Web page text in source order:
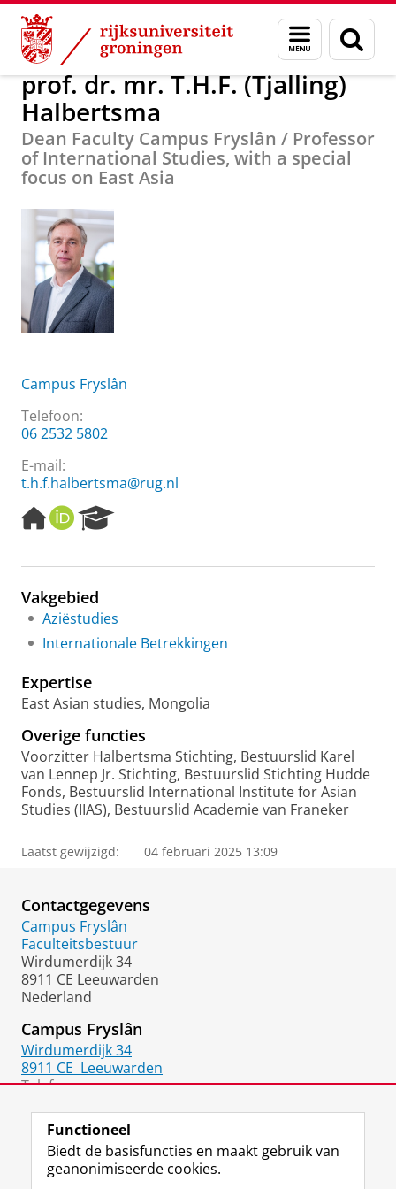
Skip
Content
Skip
Navigation
Menu
en
zoeken
prof. dr. mr. T.H.F. (Tjalling) Halbertsma
prof. dr. mr. T.H.F. (Tjalling)
Halbertsma
Dean Faculty Campus Fryslân / Professor
of International Studies, with a special
focus on East Asia
Campus Fryslân
Telefoon:
06 2532 5802
E-mail:
t.h.f.halbertsma@rug.nl
H
o
e
a
g
e
O
R
I
e
c
h
t
a
l
Vakgebied
Aziëstudies
Internationale Betrekkingen
Expertise
East Asian studies, Mongolia
Overige functies
Voorzitter Halbertsma Stichting, Bestuurslid Karel
van Lennep Jr. Stichting, Bestuurslid Stichting Hudde
Fonds, Bestuurslid International Institute for Asian
Studies (IIAS), Bestuurslid Academie van Franeker
Laatst gewijzigd: 04 februari 2025 13:09
Contactgegevens
Campus Fryslân
Faculteitsbestuur
Wirdumerdijk 34
8911 CE Leeuwarden
Nederland
Campus Fryslân
Wirdumerdijk 34
8911 CE Leeuwarden
Telefoon:
Functioneel
Biedt de basisfuncties en maakt gebruik van
geanonimiseerde cookies.